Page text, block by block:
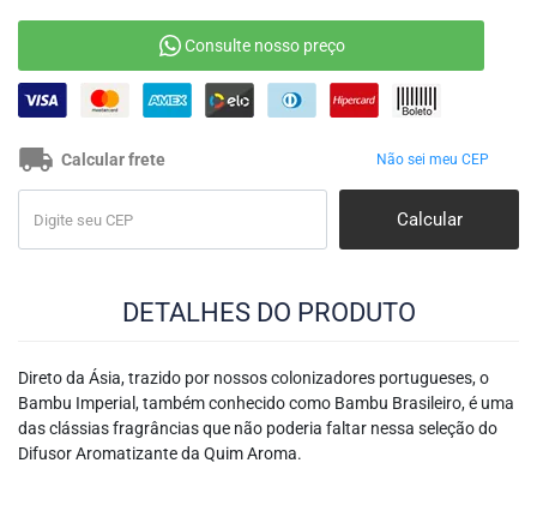
Calcular frete Não sei meu CEP
DETALHES DO PRODUTO
Direto da Ásia, trazido por nossos colonizadores portugueses, o
Bambu Imperial, também conhecido como Bambu Brasileiro, é uma
das clássias fragrâncias que não poderia faltar nessa seleção do
Difusor Aromatizante da Quim Aroma.